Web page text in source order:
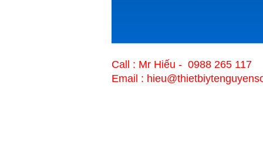
Call : Mr Hiếu - 0988 265 117
Email :